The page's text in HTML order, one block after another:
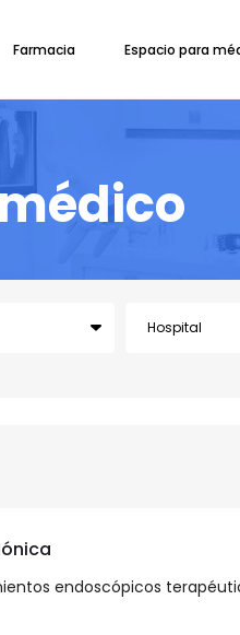
Farmacia Espacio para
endoscópicos